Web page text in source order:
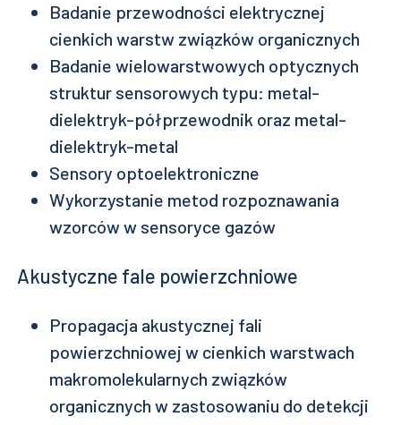
Badanie przewodności elektrycznej
cienkich warstw związków organicznych
Badanie wielowarstwowych optycznych
struktur sensorowych typu: metal-
dielektryk-półprzewodnik oraz metal-
dielektryk-metal
Sensory optoelektroniczne
Wykorzystanie metod rozpoznawania
wzorców w sensoryce gazów
Akustyczne fale powierzchniowe
Propagacja akustycznej fali
powierzchniowej w cienkich warstwach
makromolekularnych związków
organicznych w zastosowaniu do detekcji